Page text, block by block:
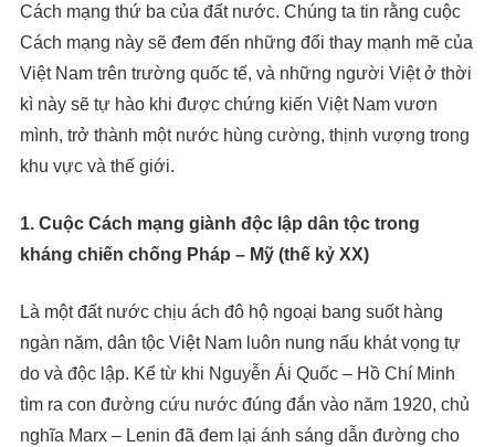
Cách mạng thứ ba của đất nước. Chúng ta tin rằng cuộc
Cách mạng này sẽ đem đến những đổi thay mạnh mẽ của
Việt Nam trên trường quốc tế, và những người Việt ở thời
kì này sẽ tự hào khi được chứng kiến Việt Nam vươn
mình, trở thành một nước hùng cường, thịnh vượng trong
khu vực và thế giới.
1. Cuộc Cách mạng giành độc lập dân tộc trong
kháng chiến chống Pháp – Mỹ (thế kỷ XX)
Là một đất nước chịu ách đô hộ ngoại bang suốt hàng
ngàn năm, dân tộc Việt Nam luôn nung nấu khát vọng tự
do và độc lập. Kể từ khi Nguyễn Ái Quốc – Hồ Chí Minh
tìm ra con đường cứu nước đúng đắn vào năm 1920, chủ
nghĩa Marx – Lenin đã đem lại ánh sáng dẫn đường cho